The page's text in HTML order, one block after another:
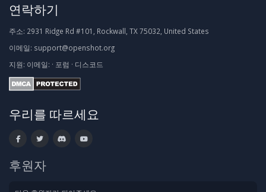
연락하기
주소: 2931 Ridge Rd #101, Rockwall, TX 75032, United States
이메일: support@openshot.org
지원: 이메일: · 포럼 · 디스코드
우리를 따르세요
후원자